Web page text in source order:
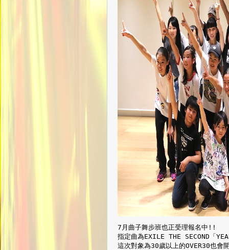
7月曲子舞步班也正受理報名中!!
指定曲為EXILE THE SECOND「
這次對象為30歲以上的OVER30也會